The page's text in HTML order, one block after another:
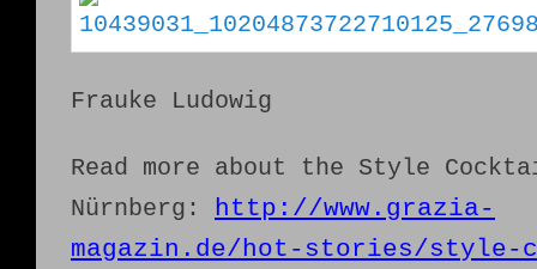
Frauke Ludowig
Read more about the Style
Nürnberg:
http://www.grazia-
magazin.de/hot-stories/